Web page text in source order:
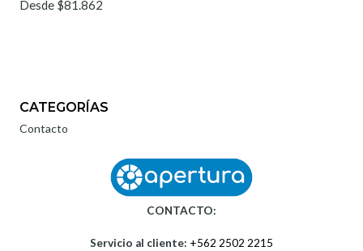
Desde $81.862
CATEGORÍAS
Contacto
CONTACTO:
Servicio al cliente: +562 2502 2215